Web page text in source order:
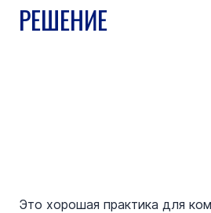
РЕШЕНИЕ
Это хорошая практика для